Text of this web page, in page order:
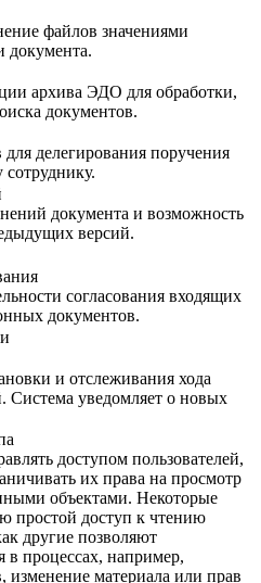
файлов значениями
документа.
архива ЭДО для обработки,
документов.
делегирования поручения
сотруднику.
документа и возможность
версий.
согласования входящих
документов.
и отслеживания хода
Система уведомляет о новых
доступом пользователей,
их права на просмотр
объектами. Некоторые
простой доступ к чтению
другие позволяют
в процессах, например,
изменение материала или прав